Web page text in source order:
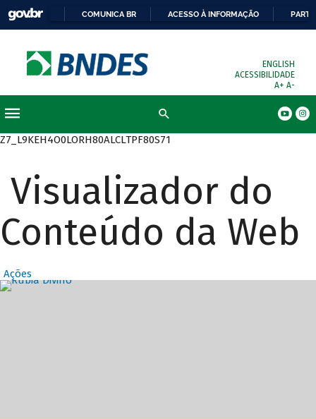
COMUNICA BR ACESSO À INFORMAÇÃO
ENGLISH
ACESSIBILIDADE
A+ A-
Z7_L9KEH4O0LORH80ALCLTPF80S71
Visualizador do
Conteúdo da Web
Ações
Destaques